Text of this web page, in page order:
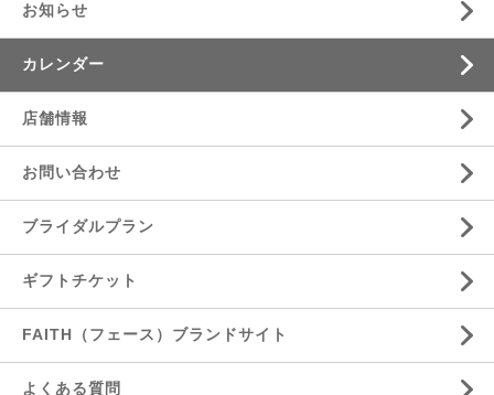
お知らせ
カレンダー
店舗情報
お問い合わせ
ブライダルプラン
ギフトチケット
FAITH（フェース）ブランドサイト
よくある質問